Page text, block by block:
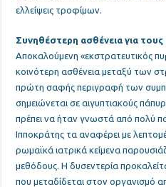
ελλείψεις τροφίμων.
Συνηθέστερη ασθένεια για
Αποκαλούμενη «εκστρατευτικός
κοινότερη ασθένεια μεταξύ των
πρώτη σαφής περιγραφή των
σημειώνεται σε αιγυπτιακούς
πρέπει να ήταν γνωστά από πολύ
Ιπποκράτης τα αναφέρει με
ρωμαϊκά ιατρικά κείμενα
μεθόδους. Η δυσεντερία
που μεταδίδεται στον οργανισμό